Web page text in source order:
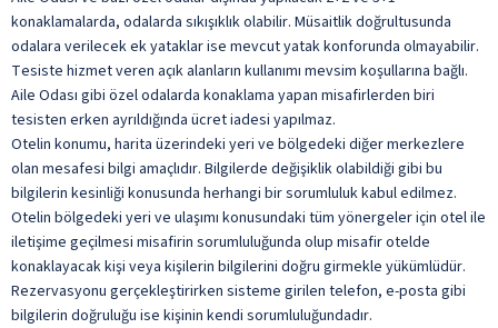
Lobi Wifi
Market
Otopark
Otopark (Tesis Dışı İşletme)
Otopark (Tesis Dışında)
Resepsiyon Hizmeti
Sigara İçme Alanı
Wifi
ile belirtilen özellikler ücretlidir.
Sürdürülebilir Turizm Sertifikası
Enerji İçecekleri
Havuz Bar
Kahvaltı Salonu
Lobi Bar
Paket Servis Olanağı
Restoran
Serpme Kahvaltı
Şişeli İçecekler
Snack Bar
konaklamalarda, odalarda sıkışıklık olabilir. Müsaitlik doğrultusunda
odalara verilecek ek yataklar ise mevcut yatak konforunda olmayabilir.
Tesiste hizmet veren açık alanların kullanımı mevsim koşullarına bağlı.
Aile Odası gibi özel odalarda konaklama yapan misafirlerden biri
tesisten erken ayrıldığında ücret iadesi yapılmaz.
Otelin konumu, harita üzerindeki yeri ve bölgedeki diğer merkezlere
olan mesafesi bilgi amaçlıdır. Bilgilerde değişiklik olabildiği gibi bu
bilgilerin kesinliği konusunda herhangi bir sorumluluk kabul edilmez.
Otelin bölgedeki yeri ve ulaşımı konusundaki tüm yönergeler için otel ile
iletişime geçilmesi misafirin sorumluluğunda olup misafir otelde
konaklayacak kişi veya kişilerin bilgilerini doğru girmekle yükümlüdür.
Rezervasyonu gerçekleştirirken sisteme girilen telefon, e-posta gibi
bilgilerin doğruluğu ise kişinin kendi sorumluluğundadır.